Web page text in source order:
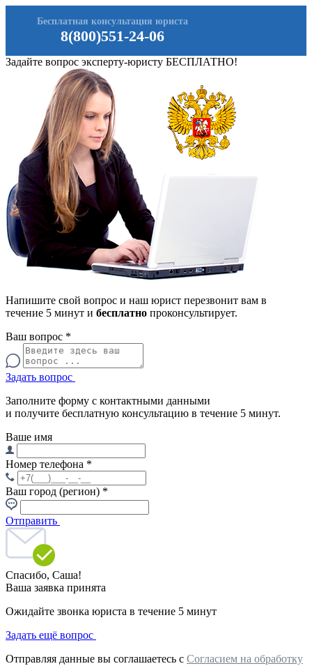
8(800)551-24-06
Бесплатная консультация юриста
Задайте вопрос эксперту-юристу БЕСПЛАТНО!
Напишите свой вопрос и наш юрист перезвонит вам в
течение 5 минут и бесплатно проконсультирует.
Ваш вопрос *
Задать вопрос
Заполните форму с контактными данными
и получите бесплатную консультацию в течение 5 минут.
Ваше имя
Номер телефона *
Ваш город (регион) *
Отправить
Спасибо, Саша!
Ваша заявка принята
Ожидайте звонка юриста в течение 5 минут
Задать ещё вопрос
Отправляя данные вы соглашаетесь с Согласием на обработку